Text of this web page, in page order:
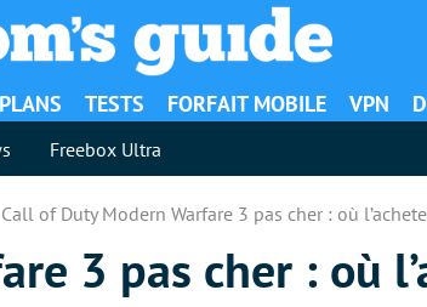
TESTS FORFAIT MOBILE VPN
Freebox Ultra
Call of Duty Modern Warfare 3 pas cher : où
3 pas cher : où